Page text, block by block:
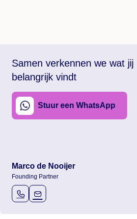
Samen verkennen we wat jij
belangrijk vindt
Stuur een WhatsApp
Marco de Nooijer
Founding Partner